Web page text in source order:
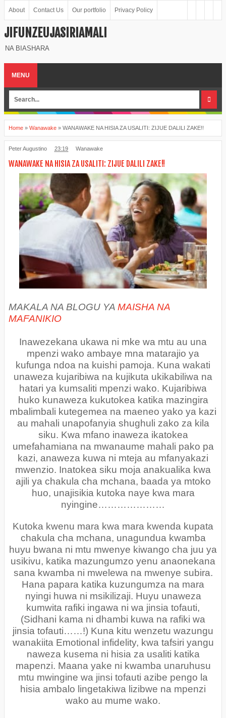
About Contact Us Our portfolio Privacy Policy
JIFUNZEUJASIRIAMALI
NA BIASHARA
MENU
Home » Wanawake » WANAWAKE NA HISIA ZA USALITI: ZIJUE DALILI ZAKE!!
Peter Augustino 23:19 Wanawake
WANAWAKE NA HISIA ZA USALITI: ZIJUE DALILI ZAKE!!
MAKALA NA BLOGU YA MAISHA NA
MAFANIKIO
Inawezekana ukawa ni mke wa mtu au una
mpenzi wako ambaye mna matarajio ya
kufunga ndoa na kuishi pamoja. Kuna wakati
unaweza kujaribiwa na kujikuta ukikabiliwa na
hatari ya kumsaliti mpenzi wako. Kujaribiwa
huko kunaweza kukutokea katika mazingira
mbalimbali kutegemea na maeneo yako ya kazi
au mahali unapofanyia shughuli zako za kila
siku. Kwa mfano inaweza ikatokea
umefahamiana na mwanaume mahali pako pa
kazi, anaweza kuwa ni mteja au mfanyakazi
mwenzio. Inatokea siku moja anakualika kwa
ajili ya chakula cha mchana, baada ya mtoko
huo, unajisikia kutoka naye kwa mara
nyingine…………………
Kutoka kwenu mara kwa mara kwenda kupata
chakula cha mchana, unagundua kwamba
huyu bwana ni mtu mwenye kiwango cha juu ya
usikivu, katika mazungumzo yenu anaonekana
sana kwamba ni mwelewa na mwenye subira.
Hana papara katika kuzungumza na mara
nyingi huwa ni msikilizaji. Huyu unaweza
kumwita rafiki ingawa ni wa jinsia tofauti,
(Sidhani kama ni dhambi kuwa na rafiki wa
jinsia tofauti……!) Kuna kitu wenzetu wazungu
wanakiita Emotional infidelity, kwa tafsiri yangu
naweza kusema ni hisia za usaliti katika
mapenzi. Maana yake ni kwamba unaruhusu
mtu mwingine wa jinsi tofauti azibe pengo la
hisia ambalo lingetakiwa lizibwe na mpenzi
wako au mume wako.